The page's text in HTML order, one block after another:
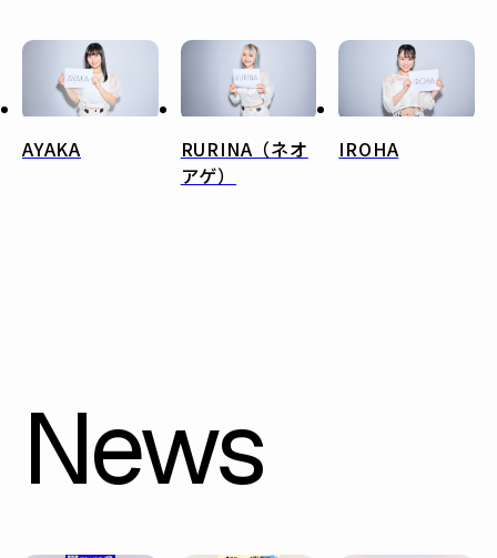
AYAKA
RURINA（ネオ
アゲ）
IROHA
News